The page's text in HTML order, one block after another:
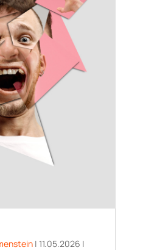
| 11.05.2026 |